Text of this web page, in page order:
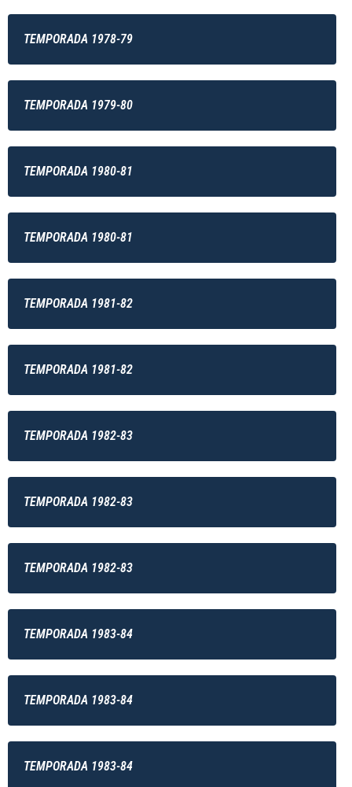
TEMPORADA 1978-79
TEMPORADA 1979-80
TEMPORADA 1980-81
TEMPORADA 1980-81
TEMPORADA 1981-82
TEMPORADA 1981-82
TEMPORADA 1982-83
TEMPORADA 1982-83
TEMPORADA 1982-83
TEMPORADA 1983-84
TEMPORADA 1983-84
TEMPORADA 1983-84